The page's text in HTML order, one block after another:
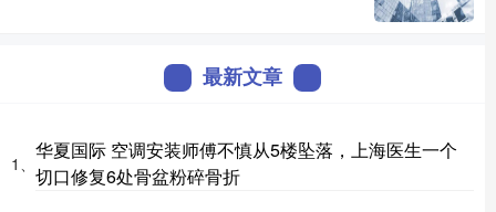
最新文章
1、
华夏国际 空调安装师傅不慎从5楼坠落，上海医生一个
切口修复6处骨盆粉碎骨折